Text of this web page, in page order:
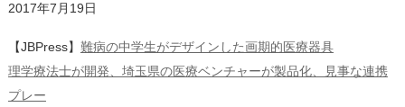
2017年7月19日
【JBPress】 難病の中学生がデザインした画期的医療器具
理学療法士が開発、埼玉県の医療ベンチャーが製品化、見事な連携
プレー